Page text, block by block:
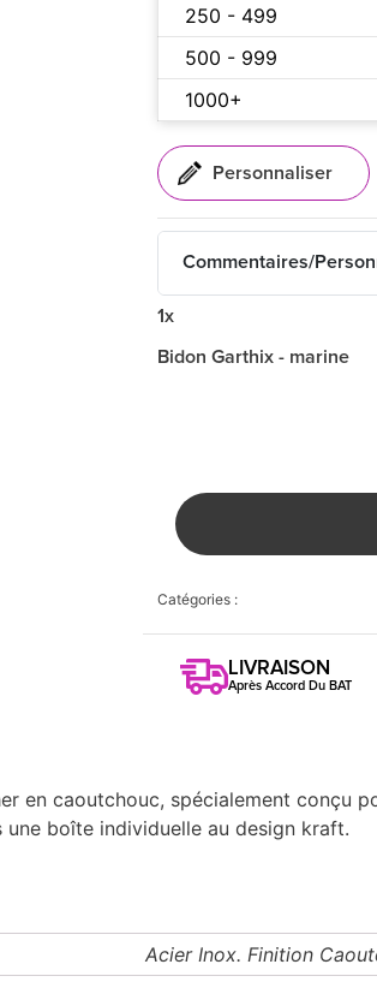
250 - 499
500 - 999
1000+
Commentaires/
1x
Bidon Garthix - marine
Catégories :
LIVRAISON
Après Accord Du BAT
caoutchouc, spécialement conçu
boîte individuelle au design kraft.
Acier Inox. Finition